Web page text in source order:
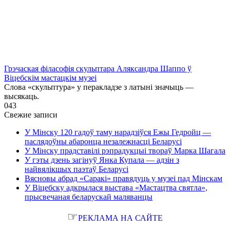
Грэчаская філасофія скульптара Аляксандра Шаппо ў
Віцебскім мастацкім музеі
Слова «скульптура» у перакладзе з латыні значыць —
высякаць.
043
Свежие записи
У Мінску 120 гадоў таму нарадзіўся Ежы Гедройц —
паслядоўны абаронца незалежнасці Беларусі
У Мінску прадставілі рэпрадукцыі твораў Марка Шагала
У гэты дзень загінуў Янка Купала — адзін з
найвялікшых паэтаў Беларусі
Вясновы абрад «Саракі» правядуць у музеі пад Мінскам
У Віцебску адкрылася выстава «Мастацтва святла»,
прысвечаная беларускай маляванцы
☞РЕКЛАМА НА САЙТЕ